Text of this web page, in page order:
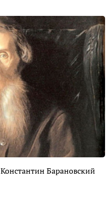
Константин Барановский